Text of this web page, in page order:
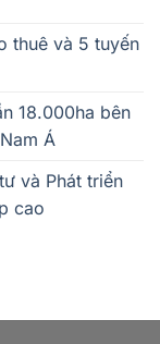
thuê và 5 tuyến
18.000ha bên
Á
và Phát triển
cao